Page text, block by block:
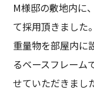
M様邸の敷地内に
て採用頂きました。
重量物を部屋内に
るベースフレーム
せていただきまし